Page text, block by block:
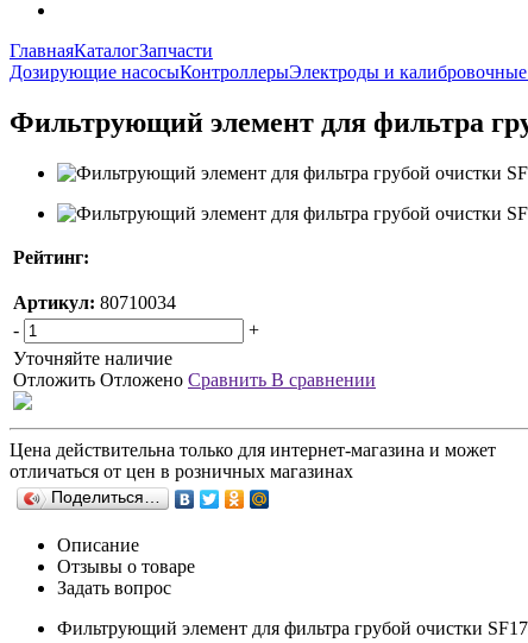
ГлавнаяКаталогЗапчасти
Дозирующие насосыКонтроллерыЭлектроды и
Фильтрующий элемент для фильтра
Рейтинг:
Артикул: 80710034
-
+
Уточняйте наличие
Отложить Отложено Сравнить В сравнении
Цена действительна только для интернет-магазина и может
отличаться от цен в розничных магазинах
Поделиться…
Описание
Отзывы о товаре
Задать вопрос
Фильтрующий элемент для фильтра грубой очистки